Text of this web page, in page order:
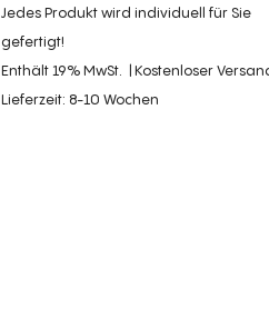
Jedes Produkt wird individuell für Sie
gefertigt!
Enthält 19% MwSt.
Kostenloser
Lieferzeit: 8-10 Wochen